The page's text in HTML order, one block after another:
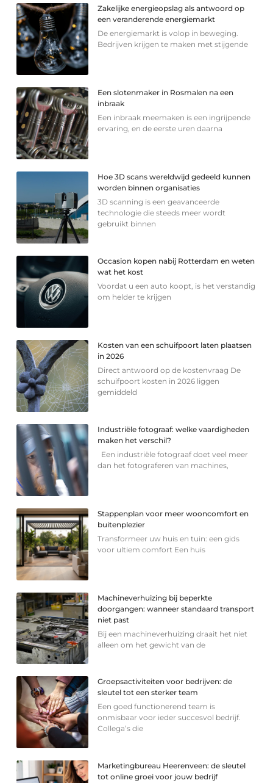
Zakelijke energieopslag als antwoord op
een veranderende energiemarkt
De energiemarkt is volop in beweging.
Bedrijven krijgen te maken met stijgende
Een slotenmaker in Rosmalen na een
inbraak
Een inbraak meemaken is een ingrijpende
ervaring, en de eerste uren daarna
Hoe 3D scans wereldwijd gedeeld kunnen
worden binnen organisaties
3D scanning is een geavanceerde
technologie die steeds meer wordt
gebruikt binnen
Occasion kopen nabij Rotterdam en weten
wat het kost
Voordat u een auto koopt, is het verstandig
om helder te krijgen
Kosten van een schuifpoort laten plaatsen
in 2026
Direct antwoord op de kostenvraag De
schuifpoort kosten in 2026 liggen
gemiddeld
Industriële fotograaf: welke vaardigheden
maken het verschil?
Een industriële fotograaf doet veel meer
dan het fotograferen van machines,
Stappenplan voor meer wooncomfort en
buitenplezier
Transformeer uw huis en tuin: een gids
voor ultiem comfort Een huis
Machineverhuizing bij beperkte
doorgangen: wanneer standaard transport
niet past
Bij een machineverhuizing draait het niet
alleen om het gewicht van de
Groepsactiviteiten voor bedrijven: de
sleutel tot een sterker team
Een goed functionerend team is
onmisbaar voor ieder succesvol bedrijf.
Collega’s die
Marketingbureau Heerenveen: de sleutel
tot online groei voor jouw bedrijf